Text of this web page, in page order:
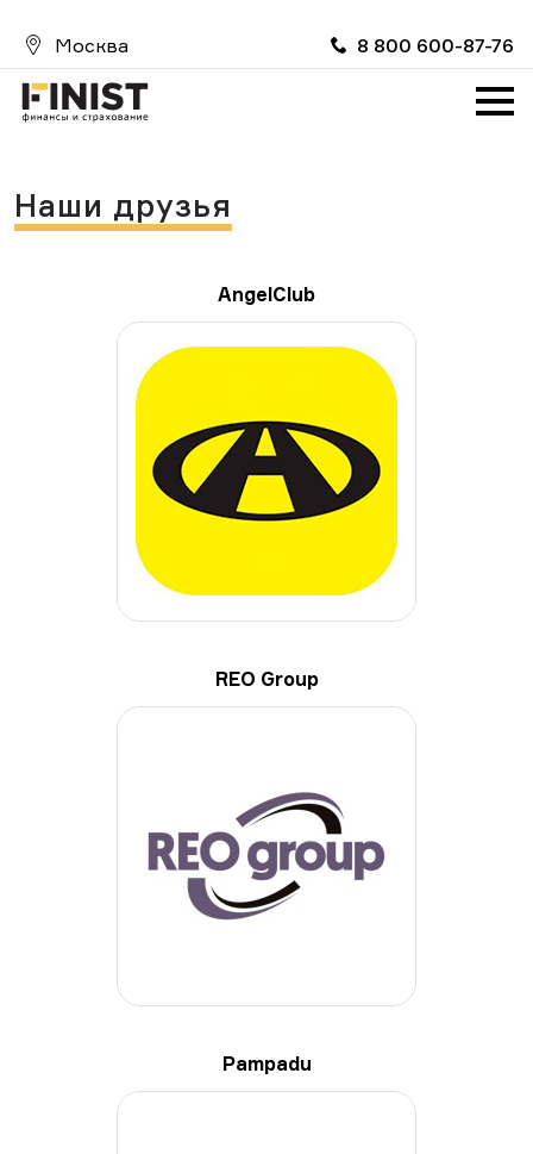
Москва 8 800 600-87-76
Наши друзья
AngelClub
REO Group
Pampadu
Главная
FinistИпотека
ProMoneyClub
FinistAuto
+7 495 62-62-555
+7 495 660-00-98